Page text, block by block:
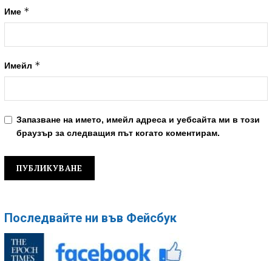
Име *
Имейл *
Запазване на името, имейл адреса и уебсайта ми в този
браузър за следващия път когато коментирам.
Последвайте ни във Фейсбук